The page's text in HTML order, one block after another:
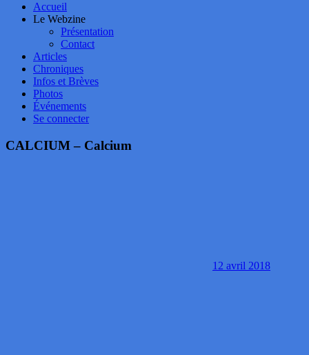
Accueil
Le Webzine
Présentation
Contact
Articles
Chroniques
Infos et Brèves
Photos
Événements
Se connecter
CALCIUM – Calcium
12 avril 2018